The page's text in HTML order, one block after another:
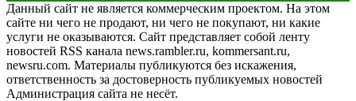
Данный сайт не является коммерческим проектом. На этом
сайте ни чего не продают, ни чего не покупают, ни какие
услуги не оказываются. Сайт представляет собой ленту
новостей RSS канала news.rambler.ru, kommersant.ru,
newsru.com. Материалы публикуются без искажения,
ответственность за достоверность публикуемых новостей
Администрация сайта не несёт.